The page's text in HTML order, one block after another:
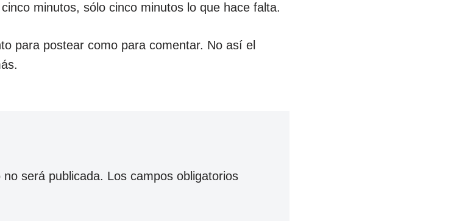
minutos, sólo cinco minutos lo que hace falta.
para postear como para comentar. No así el
será publicada. Los campos obligatorios